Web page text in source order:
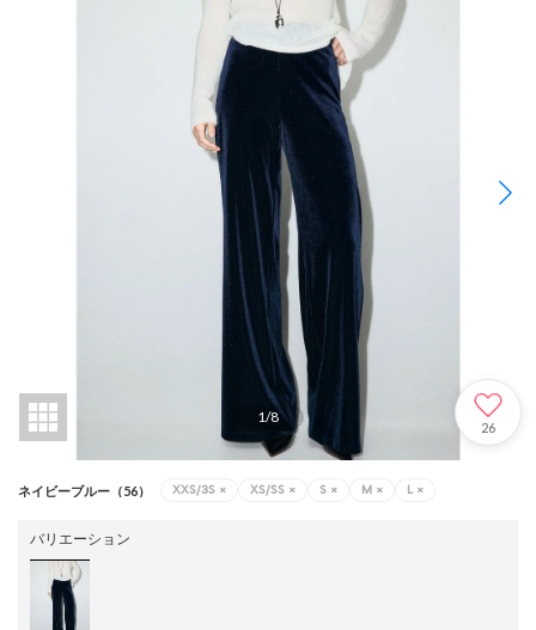
1/8
26
ネイビーブルー（56） XXS/3S × XS/SS × S × M × L ×
バリエーション